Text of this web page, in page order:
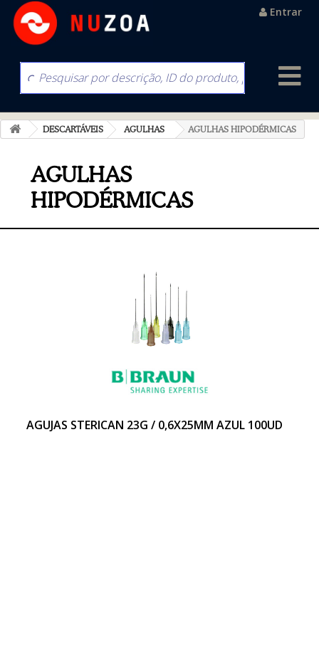
Entrar
DESCARTÁVEIS AGULHAS AGULHAS HIPODÉRMICAS
AGULHAS
HIPODÉRMICAS
AGUJAS STERICAN 23G / 0,6X25MM AZUL 100UD